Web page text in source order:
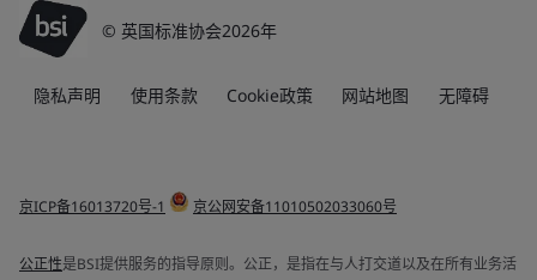
© 英国标准协会2026年
隐私声明 使用条款 Cookie政策 网站地图 无障碍
京ICP备16013720号-1 京公网安备11010502033060号
公正性是BSI提供服务的指导原则。公正，是指在与人打交道以及在所有业务活